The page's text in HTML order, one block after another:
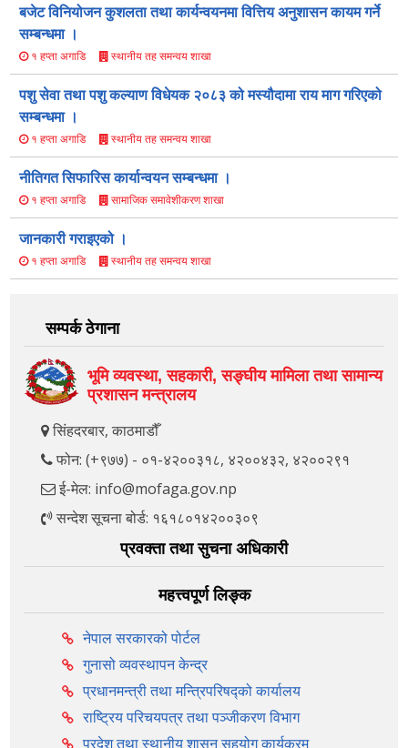
बजेट विनियोजन कुशलता तथा कार्यन्वयनमा वित्तिय अनुशासन कायम गर्ने
सम्बन्धमा ।
१ हप्ता अगाडि स्थानीय तह समन्वय शाखा
पशु सेवा तथा पशु कल्याण विधेयक २०८३ को मस्यौ‍दामा राय माग गरिएको
सम्बन्धमा ।
१ हप्ता अगाडि स्थानीय तह समन्वय शाखा
नीतिगत सिफारिस कार्यान्वयन सम्बन्धमा ।
१ हप्ता अगाडि सामाजिक समावेशीकरण शाखा
जानकारी गराइएको ।
१ हप्ता अगाडि स्थानीय तह समन्वय शाखा
सम्पर्क ठेगाना
भूमि व्यवस्था, सहकारी, सङ्‍घीय मामिला तथा सामान्य
प्रशासन मन्त्रालय
सिंहदरबार, काठमाडौँ
फोन: (+९७७) - ०१-४२००३१८, ४२००४३२, ४२००२९१
ई-मेल: info@mofaga.gov.np
सन्देश सूचना बोर्ड: १६१८०१४२००३०९
प्रवक्ता तथा सुचना अधिकारी
महत्त्वपूर्ण लिङ्क
नेपाल सरकारको पोर्टल
गुनासो व्यवस्थापन केन्द्र
प्रधानमन्त्री तथा मन्त्रिपरिषद्को कार्यालय
राष्ट्रिय परिचयपत्र तथा पञ्‍जीकरण विभाग
प्रदेश तथा स्थानीय शासन सहयोग कार्यक्रम